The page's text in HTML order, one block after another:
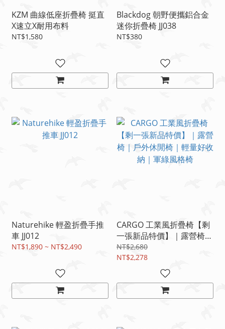
KZM 曲線低座折疊椅 挺直
X速立X耐用布料
NT$1,580
Blackdog 朝野便攜鋁合金
迷你折疊椅 JJ038
NT$380
Naturehike 輕盈折疊手推
車 JJ012
NT$1,890 ~ NT$2,490
CARGO 工業風折疊椅【剩
一張新品特價】｜露營椅｜
戶外休閒椅｜輕量好收納｜
軍綠風格椅
NT$2,680
NT$2,278